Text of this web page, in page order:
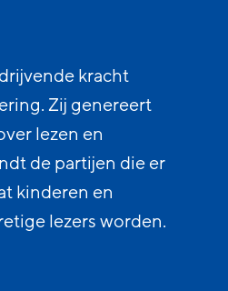
kracht
Zij genereert
lezen en
de partijen die er
kinderen en
lezers worden.